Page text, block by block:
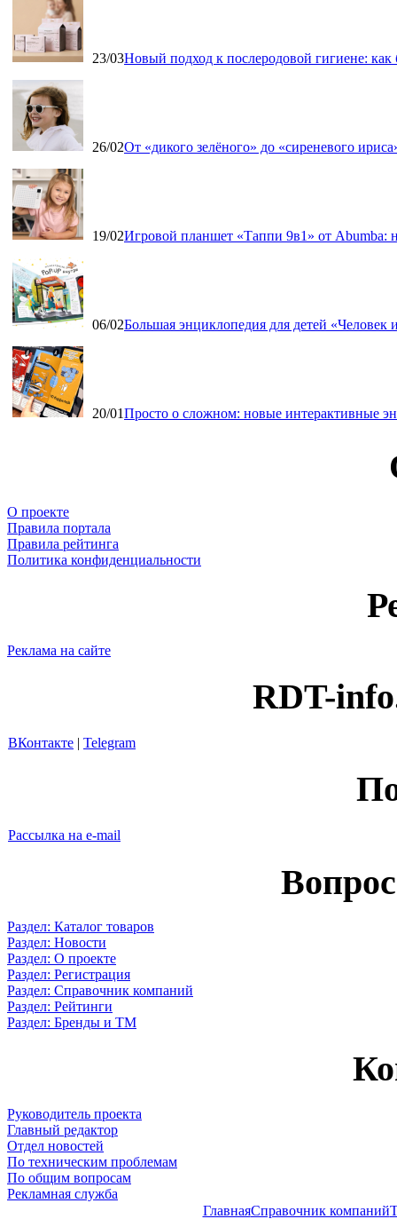
23/03Новый подход к послеродовой гигиене:
26/02От «дикого зелёного» до «сиреневого
19/02Игровой планшет «Таппи 9в1» от Abumba:
06/02Большая энциклопедия для детей
20/01Просто о сложном: новые интерактивные
О проекте
Правила портала
Правила рейтинга
Политика конфиденциальности
Реклама на сайте
RDT-
ВКонтакте | Telegram
Рассылка на e-mail
Раздел: Каталог товаров
Раздел: Новости
Раздел: О проекте
Раздел: Регистрация
Раздел: Справочник компаний
Раздел: Рейтинги
Раздел: Бренды и ТМ
Руководитель проекта
Главный редактор
Отдел новостей
По техническим проблемам
По общим вопросам
Рекламная служба
ГлавнаяСправочник компаний